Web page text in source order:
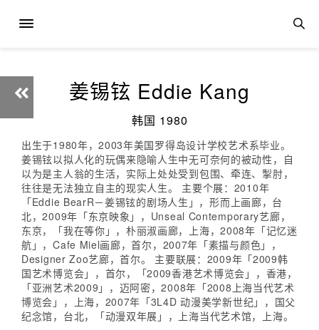
姜锡铉 Eddie Kang
韩国 1980
出生于1980年，2003年美国罗得岛设计学校艺术系毕业。
姜锡铉以拟人化的玩偶来隐喻人生中无可奈何的被动性，自
以为是主人翁的生活，实际上处处受到包围、牵连、掣肘，
往往是无法独立自主的现实人生。 主要个展：2010年
「Eddie BearR－姜锡铉的剧场人生」，形而上画廊，台
北，2009年「东京映象」，Unseal Contemporary艺廊，
东京，「我在等你」，朴丽淑画廊，上海，2008年「记忆迷
航」，Cafe Miel画廊，首尔，2007年「素描与颜色」，
Designer Zoo艺廊，首尔。 主要联展：2009年「2009韩
国艺术博览会」，首尔，「2009香港艺术博览会」，香港，
「亚洲艺术2009」，迈阿密，2008年「2008上海当代艺术
博览会」，上海，2007年「3L4D 动漫美学新世纪」，国父
纪念馆，台北，「动漫双年展」，上海当代艺术馆，上海。